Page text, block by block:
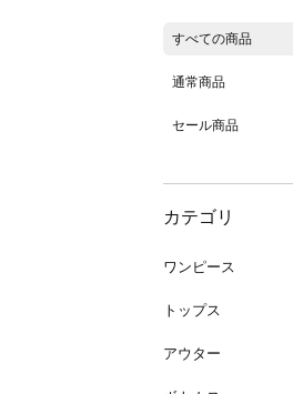
すべての商品
通常商品
セール商品
カテゴリ
ワンピース
トップス
アウター